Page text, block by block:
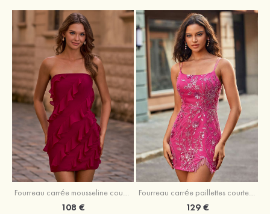
Fourreau carrée mousseline courte/mini robe de fête de la rentré avec volants
108 €
Fourreau carrée paillettes courte/mini robe de fête de la rentrée
129 €